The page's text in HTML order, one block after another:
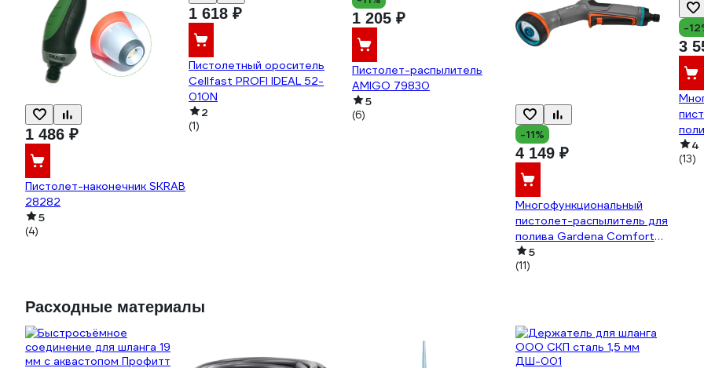
1 486 ₽
Пистолет-наконечник SKRAB
28282
5
(4)
1 618 ₽
Пистолетный ороситель
Cellfast PROFI IDEAL 52-
010N
2
(1)
1 205 ₽
Пистолет-распылитель
AMIGO 79830
5
(6)
-11%
4 149 ₽
Многофункциональный
пистолет-распылитель для
полива Gardena Comfort
18323-20.000.00
5
(11)
-
3
4
(13)
Расходные материалы